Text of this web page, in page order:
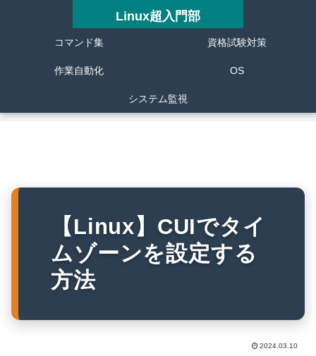
Linux超入門部
コマンド集 資格試験対策
作業自動化 OS
システム監視
【Linux】CUIでタイ
ムゾーンを設定する
方法
2024.03.10